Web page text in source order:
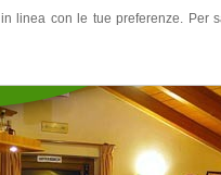
linea con le tue preferenze.